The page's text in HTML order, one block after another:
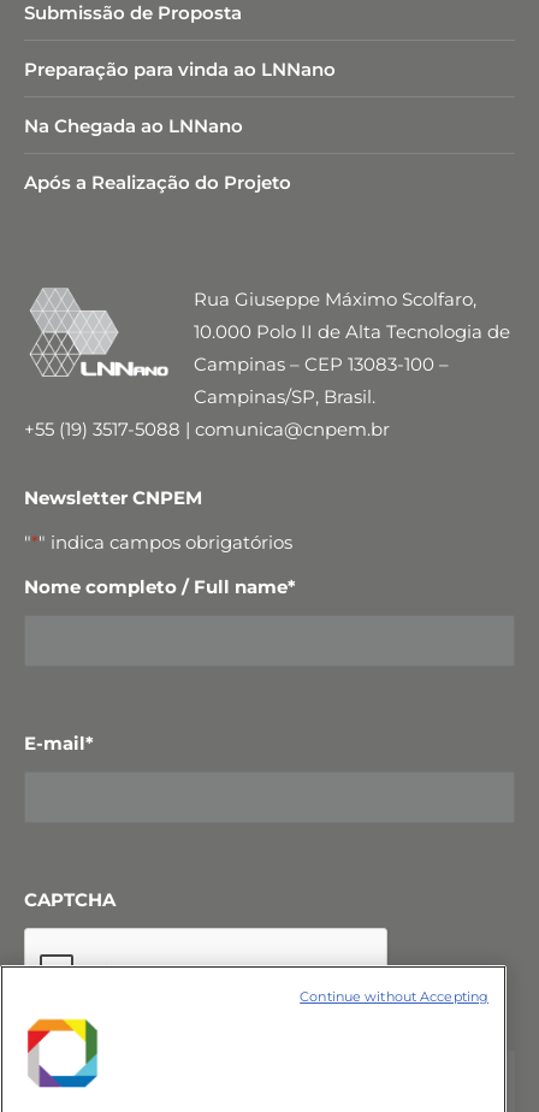
Submissão de Proposta
Preparação para vinda ao LNNano
Na Chegada ao LNNano
Após a Realização do Projeto
Rua Giuseppe Máximo Scolfaro,
10.000 Polo II de Alta Tecnologia de
Campinas – CEP 13083-100 –
Campinas/SP, Brasil.
+55 (19) 3517-5088 | comunica@cnpem.br
Newsletter CNPEM
"*" indica campos obrigatórios
Nome completo / Full name*
E-mail*
CAPTCHA
Continue without Accepting